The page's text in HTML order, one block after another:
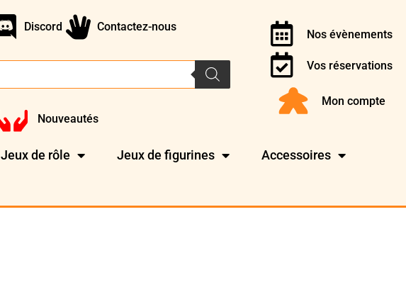
Discord Contactez-nous
Nouveautés
Nos évènements
Vos réservations
Mon compte
Jeux de rôle Jeux de figurines Accessoires